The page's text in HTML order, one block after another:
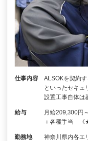
仕事内容
ALSOKを契約
といったセキュ
設置工事自体は
給与
月給209,300円
＋各種手当 《
勤務地
神奈川県内各